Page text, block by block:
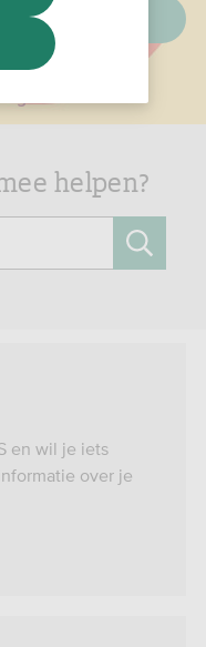
gehad
helpen?
en wil je iets
over je